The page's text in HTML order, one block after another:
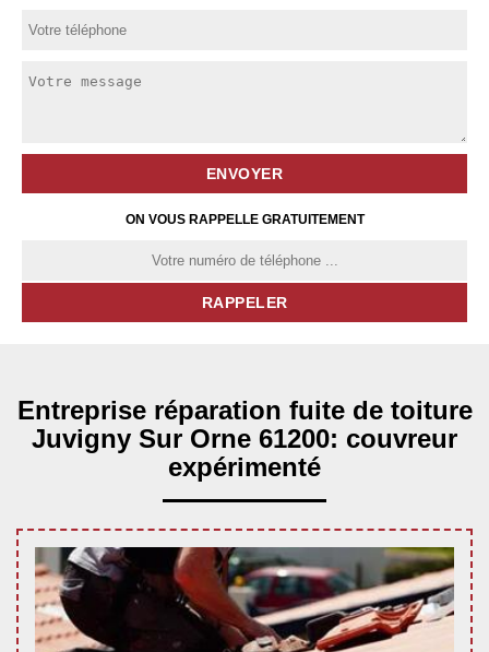
ON VOUS RAPPELLE GRATUITEMENT
Entreprise réparation fuite de toiture
Juvigny Sur Orne 61200: couvreur
expérimenté